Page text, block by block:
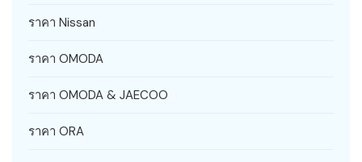
ราคา Nissan
ราคา OMODA
ราคา OMODA & JAECOO
ราคา ORA